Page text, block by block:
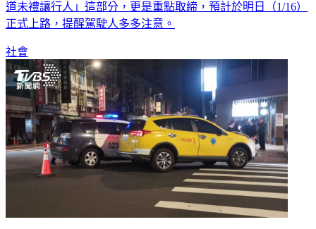
道未禮讓行人」這部分，更是重點取締，預計於明日（1/16）
正式上路，提醒駕駛人多多注意。
社會